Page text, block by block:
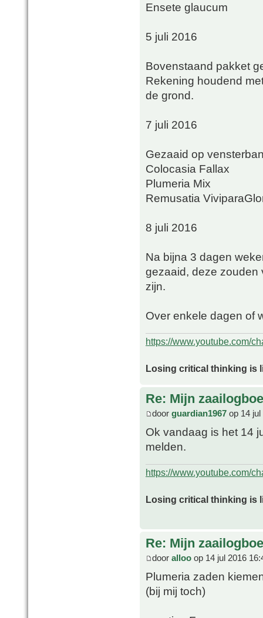
Ensete glaucum
5 juli 2016
Bovenstaand pakket
Rekening houdend
de grond.
7 juli 2016
Gezaaid op
Colocasia Fallax
Plumeria Mix
Remusatia
8 juli 2016
Na bijna 3 dagen
gezaaid, deze zouden
zijn.
Over enkele dagen of
https://www.youtube.com/
Losing critical thinking is
Re: Mijn
door guardian1967 op 14 jul
Ok vandaag is het 14
melden.
https://www.youtube.com/
Losing critical thinking is
Re: Mijn
door alloo op 14 jul 2016
Plumeria zaden
(bij mij toch)